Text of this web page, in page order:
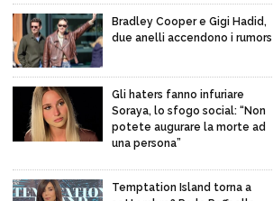
Bradley Cooper e Gigi Hadid,
due anelli accendono i rumors
Gli haters fanno infuriare
Soraya, lo sfogo social: “Non
potete augurare la morte ad
una persona”
Temptation Island torna a